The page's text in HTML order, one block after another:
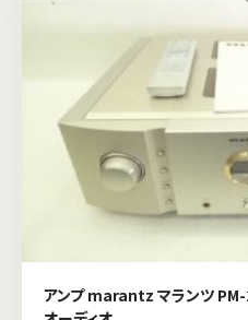
アンプ marantz マランツ